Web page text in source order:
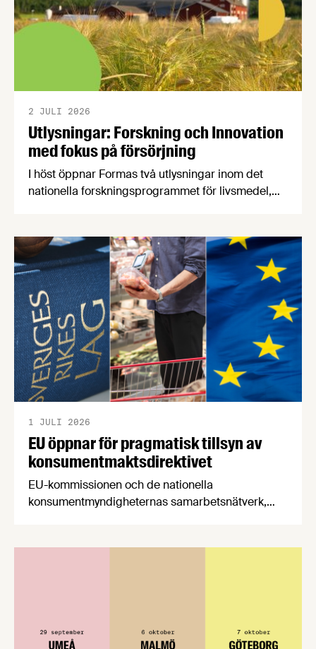
Utlysningar: Forskning och Innovation
med fokus på försörjning
2 JULI 2026
I höst öppnar Formas två utlysningar inom det
nationella forskningsprogrammet för livsmedel,
en motståndskraftig livsmedelsförsörjning", och
båda syftar till att bana väg för innovationer som
stärker Sveriges livsmedelsförsörjning.
EU öppnar för pragmatisk tillsyn av
konsumentmaktsdirektivet
1 JULI 2026
EU-kommissionen och de nationella
konsumentmyndigheternas samarbetsnätverk,